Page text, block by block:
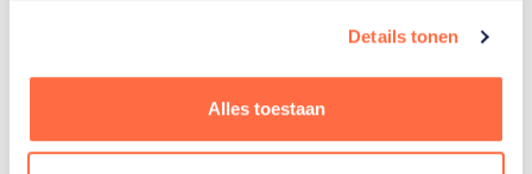
Details tonen
Alles toestaan